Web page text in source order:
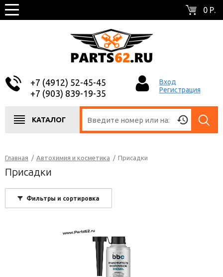
0 Р.
+7 (4912) 52-45-45
+7 (903) 839-19-35
Вход
Регистрация
КАТАЛОГ
Главная / Автохимия и косметика / Присадки
Присадки
Фильтры и сортировка